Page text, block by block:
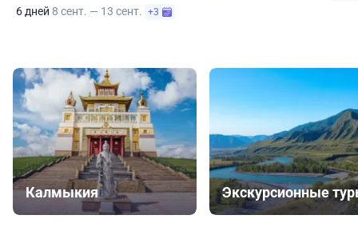
6 дней 8 сент. — 13 сент. +3
Калмыкия Экскурсионные